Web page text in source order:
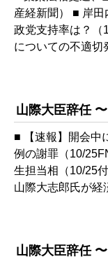
産経新聞） ■ 岸
政党支持率は？（
についての不適
山際大臣辞任
■ 【速報】開会
例の謝罪（10/
生担当相（10/25
山際大志郎氏が
山際大臣辞任